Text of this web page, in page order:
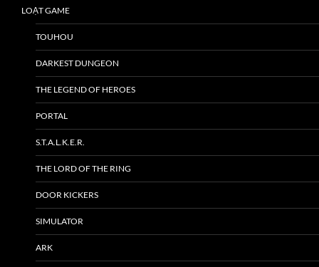
LOẠT GAME
TOUHOU
DARKEST DUNGEON
THE LEGEND OF HEROES
PORTAL
S.T.A.L.K.E.R.
THE LORD OF THE RING
DOOR KICKERS
SIMULATOR
ARK